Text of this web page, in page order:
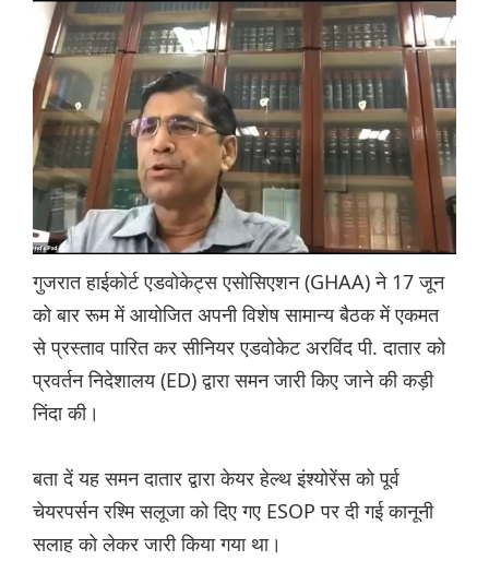
गुजरात हाईकोर्ट एडवोकेट्स एसोसिएशन (GHAA) ने 17 जून
को बार रूम में आयोजित अपनी विशेष सामान्य बैठक में एकमत
से प्रस्ताव पारित कर सीनियर एडवोकेट अरविंद पी. दातार को
प्रवर्तन निदेशालय (ED) द्वारा समन जारी किए जाने की कड़ी
निंदा की।
बता दें यह समन दातार द्वारा केयर हेल्थ इंश्योरेंस को पूर्व
चेयरपर्सन रश्मि सलूजा को दिए गए ESOP पर दी गई कानूनी
सलाह को लेकर जारी किया गया था।